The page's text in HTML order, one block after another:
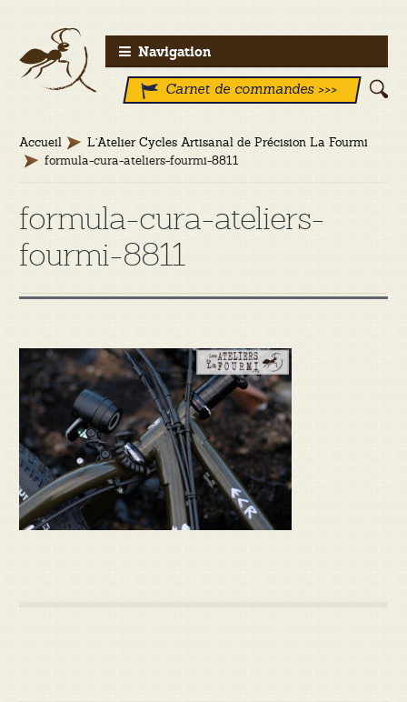
Aller
à
Aller
au
contenu
Navigation
Carnet de commandes >>>
Accueil
L’Atelier Cycles Artisanal de Précision La Fourmi
formula-cura-ateliers-fourmi-8811
formula-cura-ateliers-
fourmi-8811